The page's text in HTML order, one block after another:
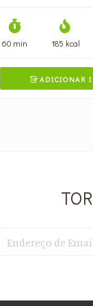
60 min 185 kcal
ADICIONAR